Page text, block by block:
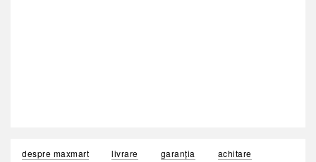
despre maxmart livrare garanția
achitare